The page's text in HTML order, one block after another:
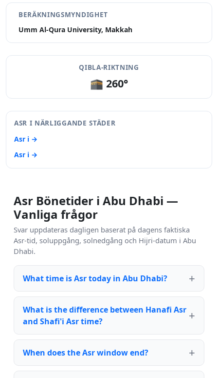
BERÄKNINGSMYNDIGHET
Umm Al-Qura University, Makkah
QIBLA-RIKTNING
🕋 260°
ASR I NÄRLIGGANDE STÄDER
Asr i →
Asr i →
Asr Bönetider i Abu Dhabi —
Vanliga frågor
Svar uppdateras dagligen baserat på dagens faktiska
Asr-tid, soluppgång, solnedgång och Hijri-datum i Abu
Dhabi.
What time is Asr today in Abu Dhabi?
What is the difference between Hanafi Asr
and Shafi'i Asr time?
When does the Asr window end?